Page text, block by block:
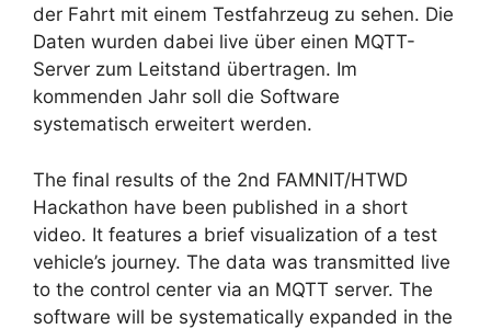
der Fahrt mit einem Testfahrzeug zu sehen. Die
Daten wurden dabei live über einen MQTT-
Server zum Leitstand übertragen. Im
kommenden Jahr soll die Software
systematisch erweitert werden.
The final results of the 2nd FAMNIT/HTWD
Hackathon have been published in a short
video. It features a brief visualization of a test
vehicle’s journey. The data was transmitted live
to the control center via an MQTT server. The
software will be systematically expanded in the